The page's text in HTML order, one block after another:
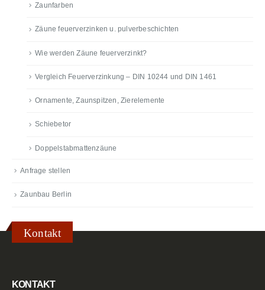
Zaunfarben
Zäune feuerverzinken u. pulverbeschichten
Wie werden Zäune feuerverzinkt?
Vergleich Feuerverzinkung – DIN 10244 und DIN 1461
Ornamente, Zaunspitzen, Zierelemente
Schiebetor
Doppelstabmattenzäune
Anfrage stellen
Zaunbau Berlin
Kontakt
KONTAKT